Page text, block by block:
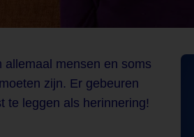
mensen en soms
zijn. Er gebeuren
te leggen als herinnering!